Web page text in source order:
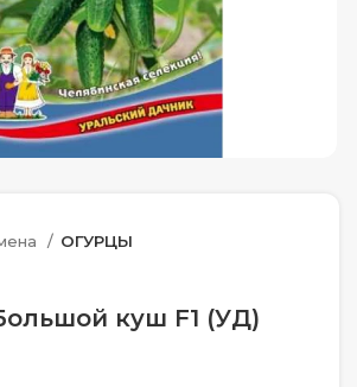
увеличить
ОГУРЦЫ
куш F1 (УД)